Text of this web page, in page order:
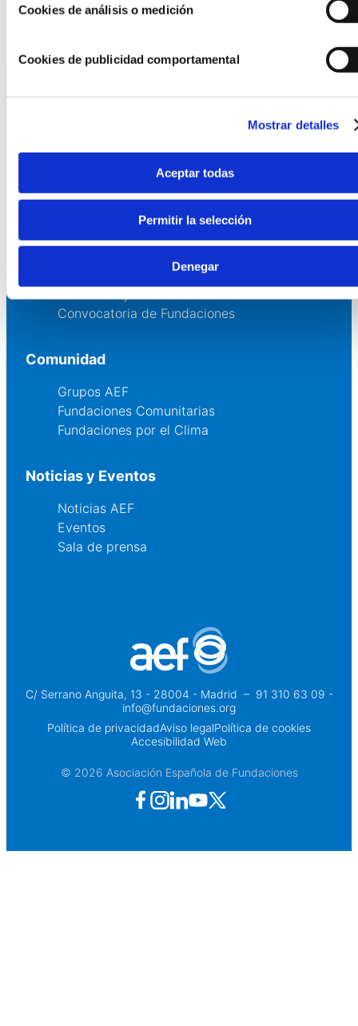
Cookies de análisis o medición
Cookies de publicidad comportamental
Mostrar detalles
Aceptar todas
Permitir la selección
Denegar
Fundaciones Asociadas
Canal ético
Servicios
Convocatoria de Fundaciones
Comunidad
Grupos AEF
Fundaciones Comunitarias
Fundaciones por el Clima
Noticias y Eventos
Noticias AEF
Eventos
Sala de prensa
C/ Serrano Anguita, 13 - 28004 - Madrid – 91 310 63 09 -
info@fundaciones.org
Política de privacidadAviso legalPolítica de cookies
Accesibilidad Web
© 2026 Asociación Española de Fundaciones